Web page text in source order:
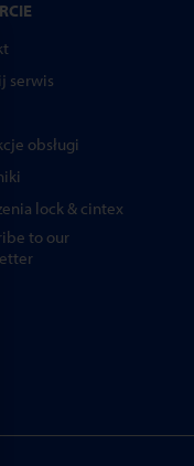
serwis
obsługi
lock & cintex
to our